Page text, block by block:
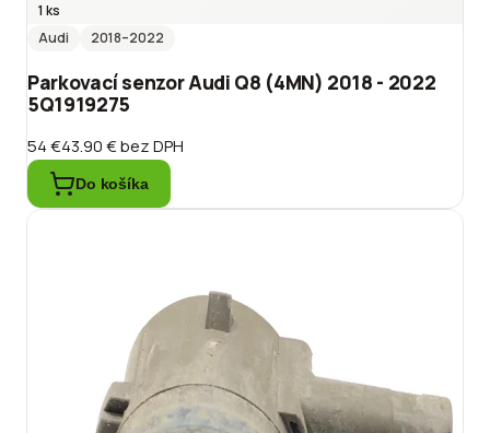
1 ks
Audi
2018–2022
Parkovací senzor Audi Q8 (4MN) 2018 - 2022
5Q1919275
54 €43.90 €bez DPH
Do košíka